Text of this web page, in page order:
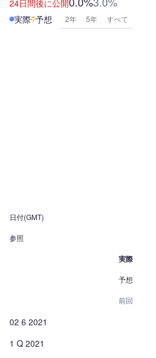
24日間後に公開
実際 予想 2年 5年 すべて
日付(GMT)
参照
実際
予想
前回
02 6 2021
1 Q 2021